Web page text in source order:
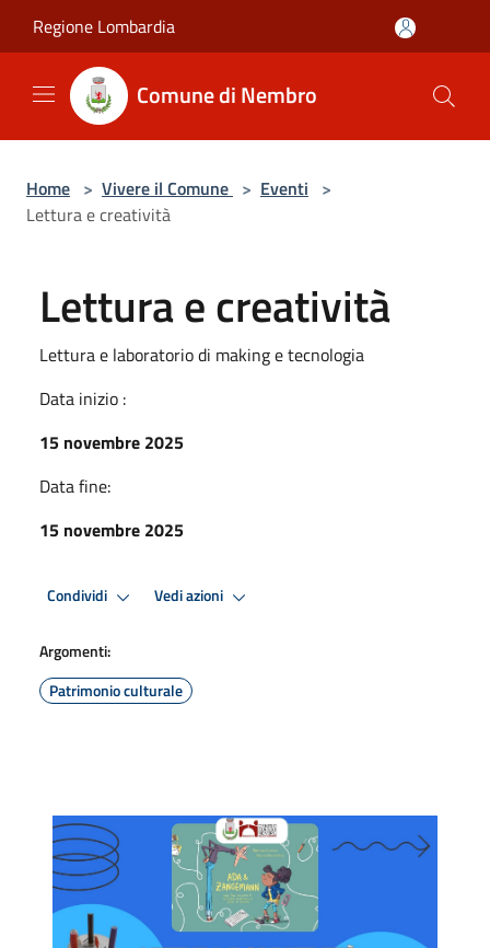
Regione Lombardia
Comune di Nembro
Home > Vivere il Comune > Eventi >
Lettura e creatività
Lettura e creatività
Lettura e laboratorio di making e tecnologia
Data inizio :
15 novembre 2025
Data fine:
15 novembre 2025
Condividi Vedi azioni
Argomenti:
Patrimonio culturale